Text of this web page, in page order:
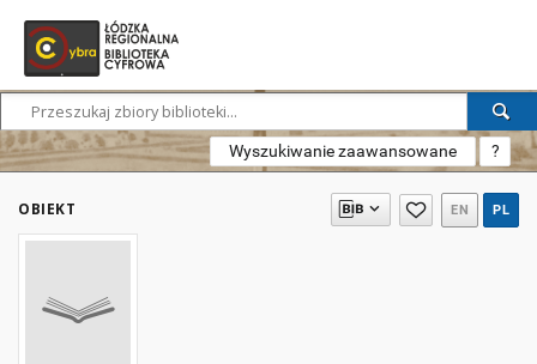
Wyszukiwanie zaawansowane ?
OBIEKT EN PL